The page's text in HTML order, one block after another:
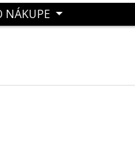
NÁKUPE